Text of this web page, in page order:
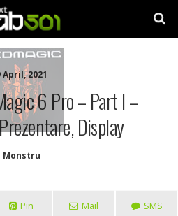
April, 2021
6 Pro – Part I –
Display
Monstru
Pin Mail SMS